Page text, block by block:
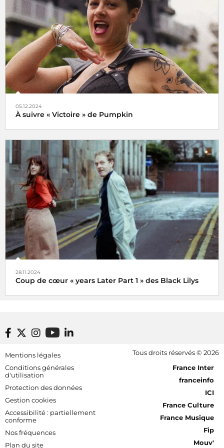
05.12.2024
À suivre « Victoire » de Pumpkin
Veni, vidi, vici !
28.11.2024
Coup de cœur « years Later Part 1 » des Black Lilys
Black Lilys, une caresse magique et émotionnelle pop
folk
Radio France, le 2 décembre 2024
Footer bottom
Mentions légales
Conditions générales
d'utilisation
Protection des données
Gestion cookies
Accessibilité : partiellement
conforme
Nos fréquences
Plan du site
Tous droits réservés © 2026
[RDF] Pied de page - Mobile
France Inter
franceinfo
ICI
France Culture
France Musique
Fip
Mouv'